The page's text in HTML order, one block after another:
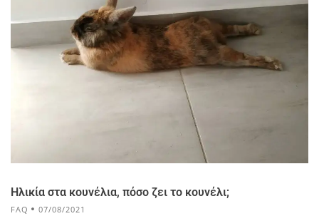
Ηλικία στα κουνέλια, πόσο ζει το κουνέλι;
FAQ 07/08/2021